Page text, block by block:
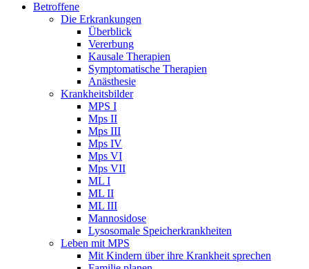
Betroffene
Die Erkrankungen
Überblick
Vererbung
Kausale Therapien
Symptomatische Therapien
Anästhesie
Krankheitsbilder
MPS I
Mps II
Mps III
Mps IV
Mps VI
Mps VII
ML I
ML II
ML III
Mannosidose
Lysosomale Speicherkrankheiten
Leben mit MPS
Mit Kindern über ihre Krankheit sprechen